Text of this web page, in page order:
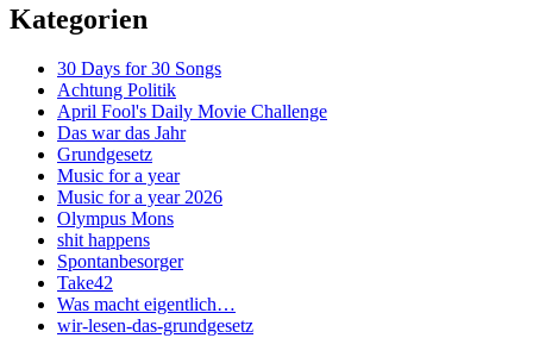
Kategorien
30 Days for 30 Songs
Achtung Politik
April Fool's Daily Movie Challenge
Das war das Jahr
Grundgesetz
Music for a year
Music for a year 2026
Olympus Mons
shit happens
Spontanbesorger
Take42
Was macht eigentlich…
wir-lesen-das-grundgesetz